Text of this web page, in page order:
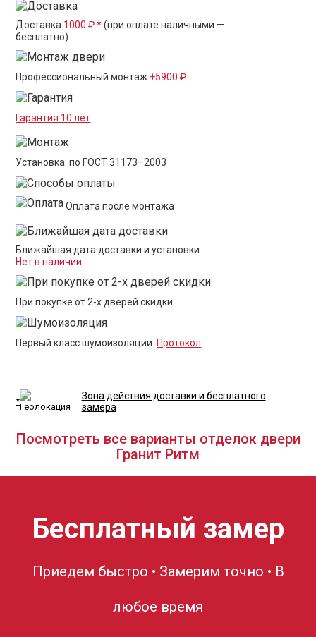
Доставка 1000 ₽ *(при оплате наличными —
бесплатно)
Профессиональный монтаж +5900 ₽
Гарантия 10 лет
Установка: по ГОСТ 31173–2003
Оплата после монтажа
Ближайшая дата доставки и установки
Нет в наличии
При покупке от 2-х дверей скидки
Первый класс шумоизоляции: Протокол
*
Зона действия доставки и бесплатного
замера
Посмотреть все варианты отделок двери
Гранит Ритм
Бесплатный замер
Приедем быстро • Замерим точно • В
любое время